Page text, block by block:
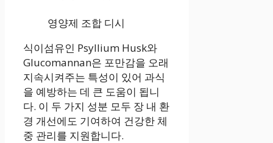
영양제 조합 디시
식이섬유인 Psyllium Husk와
Glucomannan은 포만감을 오래
지속시켜주는 특성이 있어 과식
을 예방하는 데 큰 도움이 됩니
다. 이 두 가지 성분 모두 장 내 환
경 개선에도 기여하여 건강한 체
중 관리를 지원합니다.